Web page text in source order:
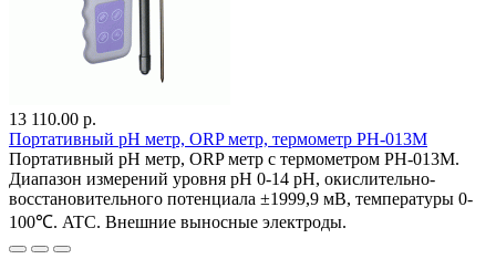
13 110.00 р.
Портативный pH метр, ORP метр, термометр PH-013M
Портативный pH метр, ORP метр с термометром PH-013M.
Диапазон измерений уровня pH 0-14 pH, окислительно-
восстановительного потенциала ±1999,9 мВ, температуры 0-
100℃. ATC. Внешние выносные электроды.